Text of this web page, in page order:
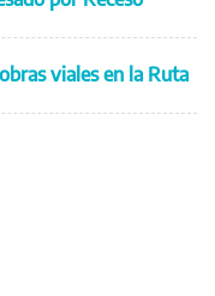
viales en la Ruta